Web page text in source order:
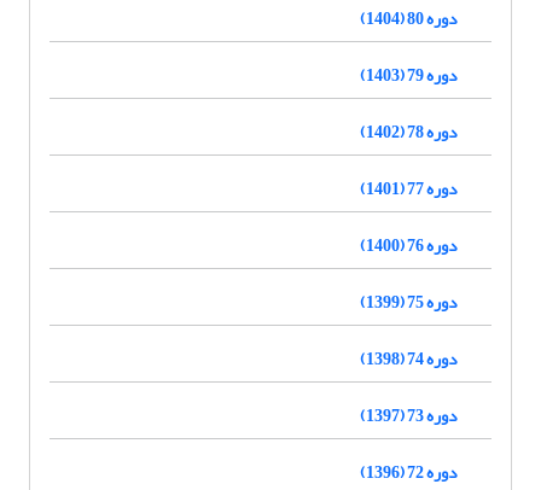
دوره 80 (1404)
دوره 79 (1403)
دوره 78 (1402)
دوره 77 (1401)
دوره 76 (1400)
دوره 75 (1399)
دوره 74 (1398)
دوره 73 (1397)
دوره 72 (1396)